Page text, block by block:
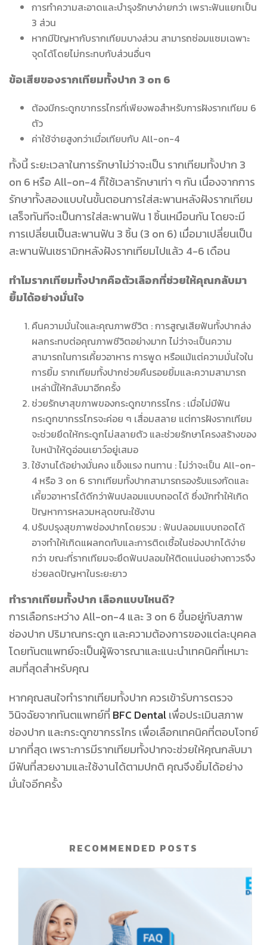
การทำความสะอาดและบำรุงรักษาง่ายกว่า เพราะฟันแยกเป็น
3 ส่วน
หากมีปัญหากับรากเทียมบางส่วน สามารถซ่อมแซมเฉพาะ
จุดได้โดยไม่กระทบกับส่วนอื่นๆ
ข้อเสียของรากเทียมทั้งปาก 3 on 6
ต้องมีกระดูกขากรรไกรที่เพียงพอสำหรับการฝังรากเทียม 6
ตัว
ค่าใช้จ่ายสูงกว่าเมื่อเทียบกับ All-on-4
ทั้งนี้ ระยะเวลาในการรักษาไม่ว่าจะเป็น รากเทียมทั้งปาก 3
on 6 หรือ All-on-4 ก็ใช้เวลารักษาเท่า ๆ กัน เนื่องจากการ
รักษาทั้งสองแบบในขั้นตอนการใส่สะพานหลังฝังรากเทียม
เสร็จทันทีจะเป็นการใส่สะพานฟัน 1 ชิ้นเหมือนกัน โดยจะมี
การเปลี่ยนเป็นสะพานฟัน 3 ชิ้น (3 on 6) เมื่อมาเปลี่ยนเป็น
สะพานฟันเซรามิกหลังฝังรากเทียมไปแล้ว 4-6 เดือน
ทำไมรากเทียมทั้งปากคือตัวเลือกที่ช่วยให้คุณกลับมา
ยิ้มได้อย่างมั่นใจ
คืนความมั่นใจและคุณภาพชีวิต : การสูญเสียฟันทั้งปากส่ง
ผลกระทบต่อคุณภาพชีวิตอย่างมาก ไม่ว่าจะเป็นความ
สามารถในการเคี้ยวอาหาร การพูด หรือแม้แต่ความมั่นใจใน
การยิ้ม รากเทียมทั้งปากช่วยคืนรอยยิ้มและความสามารถ
เหล่านี้ให้กลับมาอีกครั้ง
ช่วยรักษาสุขภาพของกระดูกขากรรไกร : เมื่อไม่มีฟัน
กระดูกขากรรไกรจะค่อย ๆ เสื่อมสลาย แต่การฝังรากเทียม
จะช่วยยึดให้กระดูกไม่สลายตัว และช่วยรักษาโครงสร้างของ
ใบหน้าให้ดูอ่อนเยาว์อยู่เสมอ
ใช้งานได้อย่างมั่นคง แข็งแรง ทนทาน : ไม่ว่าจะเป็น All-on-
4 หรือ 3 on 6 รากเทียมทั้งปากสามารถรองรับแรงกัดและ
เคี้ยวอาหารได้ดีกว่าฟันปลอมแบบถอดได้ ซึ่งมักทำให้เกิด
ปัญหาการหลวมหลุดขณะใช้งาน
ปรับปรุงสุขภาพช่องปากโดยรวม : ฟันปลอมแบบถอดได้
อาจทำให้เกิดแผลกดทับและการติดเชื้อในช่องปากได้ง่าย
กว่า ขณะที่รากเทียมจะยึดฟันปลอมให้ติดแน่นอย่างถาวรจึง
ช่วยลดปัญหาในระยะยาว
ทำรากเทียมทั้งปาก เลือกแบบไหนดี?
การเลือกระหว่าง All-on-4 และ 3 on 6 ขึ้นอยู่กับสภาพ
ช่องปาก ปริมาณกระดูก และความต้องการของแต่ละบุคคล
โดยทันตแพทย์จะเป็นผู้พิจารณาและแนะนำเทคนิคที่เหมาะ
สมที่สุดสำหรับคุณ
หากคุณสนใจทำรากเทียมทั้งปาก ควรเข้ารับการตรวจ
วินิจฉัยจากทันตแพทย์ที่ BFC Dentalเพื่อประเมินสภาพ
ช่องปาก และกระดูกขากรรไกร เพื่อเลือกเทคนิคที่ตอบโจทย์
มากที่สุด เพราะการมีรากเทียมทั้งปากจะช่วยให้คุณกลับมา
มีฟันที่สวยงามและใช้งานได้ตามปกติ คุณจึงยิ้มได้อย่าง
มั่นใจอีกครั้ง
RECOMMENDED POSTS